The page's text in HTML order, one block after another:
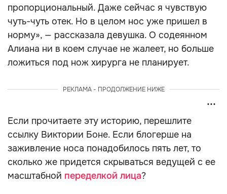
пропорциональный. Даже сейчас я чувствую
чуть-чуть отек. Но в целом нос уже пришел в
норму», — рассказала девушка. О содеянном
Алиана ни в коем случае не жалеет, но больше
ложиться под нож хирурга не планирует.
РЕКЛАМА - ПРОДОЛЖЕНИЕ НИЖЕ
Если прочитаете эту историю, перешлите
ссылку Виктории Боне. Если блогерше на
заживление носа понадобилось пять лет, то
сколько же придется скрываться ведущей с ее
масштабной переделкой лица?